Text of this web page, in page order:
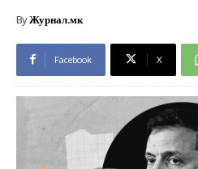
ByЖурнал.мк
Facebook X